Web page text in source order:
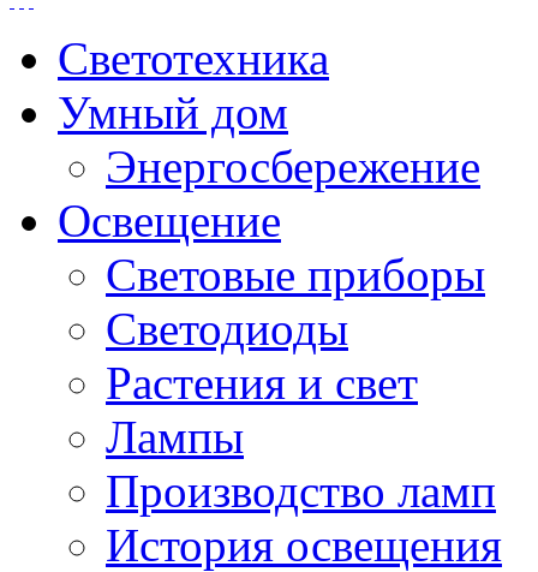
Светотехника
Умный дом
Энергосбережение
Освещение
Световые приборы
Светодиоды
Растения и свет
Лампы
Производство ламп
История освещения